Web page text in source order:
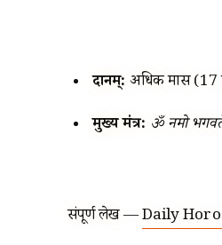
दानम्:अधिक मास (17
मुख्य मंत्र: ॐ नमो
संपूर्ण लेख —Daily